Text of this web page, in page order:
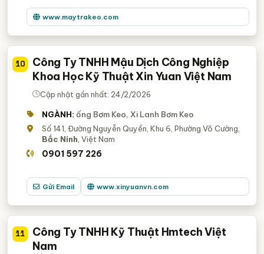
www.maytrakeo.com
10
Công Ty TNHH Mậu Dịch Công Nghiệp
Khoa Học Kỹ Thuật Xin Yuan Việt Nam
Cập nhật gần nhất: 24/2/2026
NGÀNH: ống Bơm Keo, Xi Lanh Bơm Keo
Số 141, Đường Nguyễn Quyền, Khu 6, Phường Võ Cường,
Bắc Ninh , Việt Nam
0901 597 226
Gửi Email www.xinyuanvn.com
11
Công Ty TNHH Kỹ Thuật Hmtech Việt
Nam